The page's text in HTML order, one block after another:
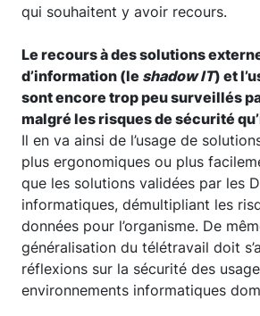
qui souhaitent y avoir recours.
Le recours à des solutions
d’information (le shadow IT) et
sont encore trop peu surveillés
malgré les risques de sécurité
Il en va ainsi de l’usage de
plus ergonomiques ou plus
que les solutions validées par les
informatiques, démultipliant les
données pour l’organisme. De
généralisation du télétravail doit
réflexions sur la sécurité des
environnements informatiques